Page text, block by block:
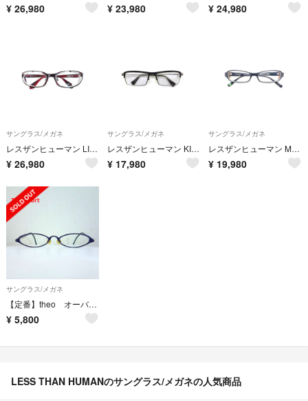
¥ 26,980 ¥ 23,980 ¥ 24,980
サングラス/メガネ
レスザンヒューマン LIN メガネ ワインレッド/メタルブラック コンビフレーム フルリム スクエア IT5YF2MDH0DA
¥ 26,980
サングラス/メガネ
レスザンヒューマン KICK-ASS D'Amico メガネ ブラック/シルバー コンビフレーム フルリム スクエア ITAFEGT7UAJW
¥ 17,980
サングラス/メガネ
レスザンヒューマン MauI waUie メガネ ブラック セルフレーム フルリム スクエアシェイプ ITDA7KJGH2AK
¥ 19,980
サングラス/メガネ
【定番】theo オーバルフルリムメガネ burt テオ
¥ 5,800
LESS THAN HUMANのサングラス/メガネの人気商品